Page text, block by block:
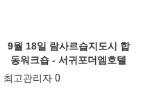
9월 18일 람사르습지도시 합
동워크숍 - 서귀포더엠호텔
최고관리자 0